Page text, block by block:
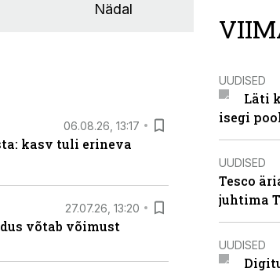
Nädal
06.08.26, 13:17
kasv tuli erineva
27.07.26, 13:20
võtab võimust
UUDISED
Läti
isegi
UUDISED
Tesco
juhtima
UUDISED